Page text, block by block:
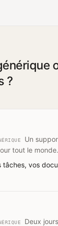
?
Un
tout le monde.
tâches, vos
Deux